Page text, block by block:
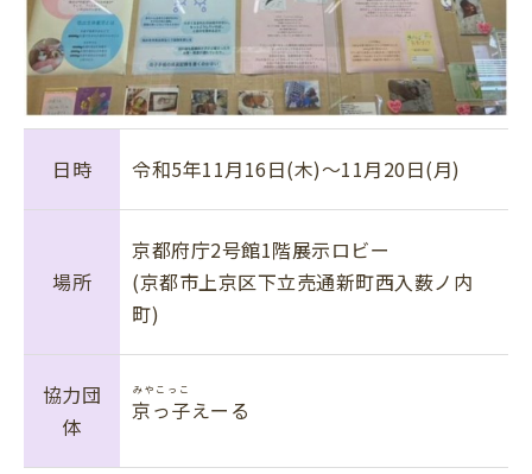
日時 令和5年11月16日(木)～11月20日(月)
場所
京都府庁2号館1階展示ロビー
(京都市上京区下立売通新町西入薮ノ内
町)
協力団
体
京っ子
みやこっこ
えーる